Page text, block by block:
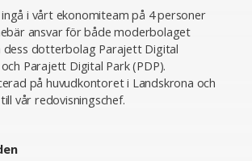
i vårt ekonomiteam på 4 personer
ansvar för både moderbolaget
dess dotterbolag Parajett Digital
Parajett Digital Park (PDP).
på huvudkontoret i Landskrona och
vår redovisningschef.